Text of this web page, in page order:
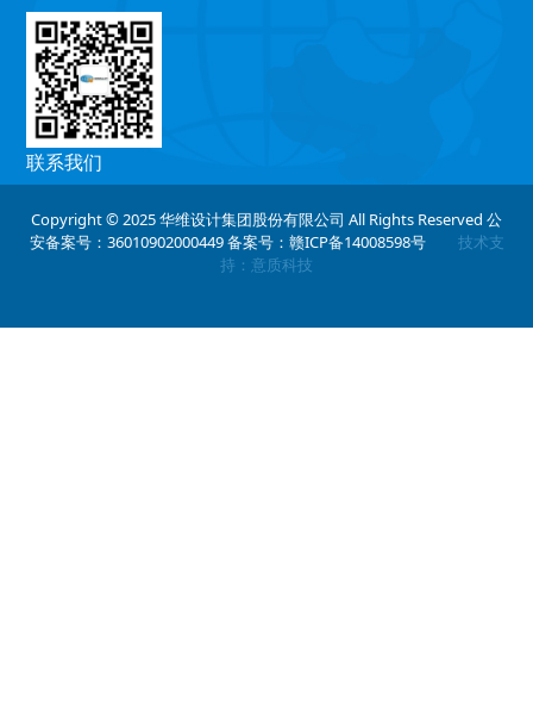
联系我们
0791-86569702
邮箱：2500247176@qq.com（合作部）
Copyright © 2025 华维设计集团股份有限公司 All Rights Reserved 公
安备案号：36010902000449备案号：赣ICP备14008598号
技术支
持：意质科技